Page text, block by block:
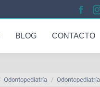
BLOG CONTACTO
Odontopediatría Odontopediatría